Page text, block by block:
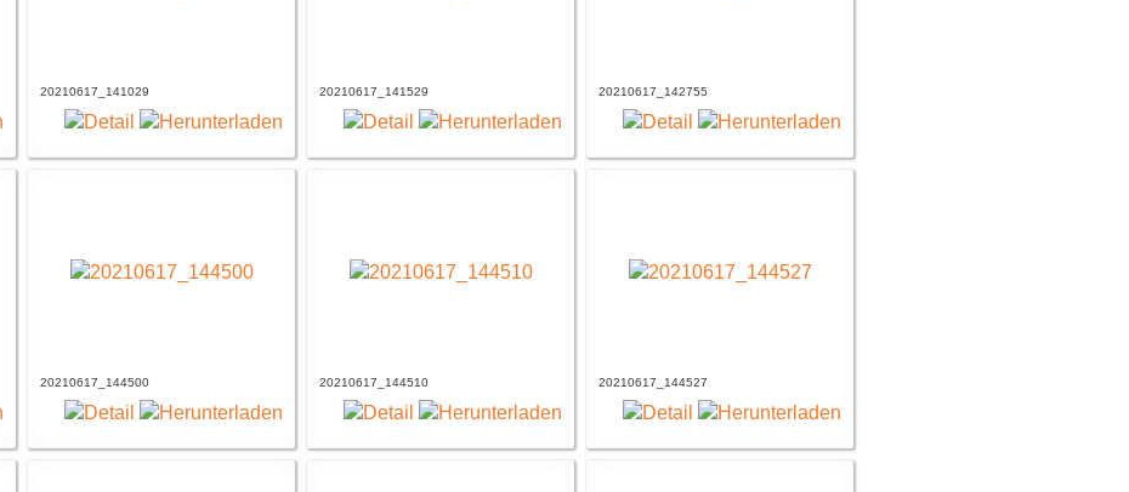
20210617_141029 20210617_141529 20210617_142755
20210617_144500 20210617_144510 20210617_144527